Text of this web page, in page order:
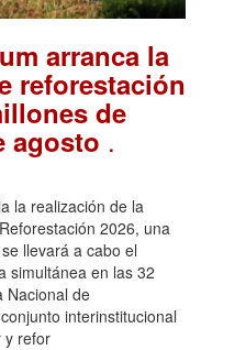
arranca la
reforestación
de
agosto .
la realización de la
2026, una
llevará a cabo el
simultánea en las 32
Nacional de
interinstitucional
y refor